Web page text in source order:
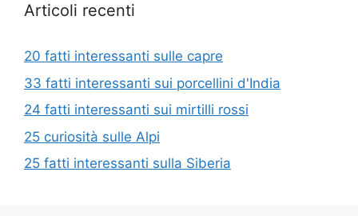
Articoli recenti
20 fatti interessanti sulle capre
33 fatti interessanti sui porcellini d'India
24 fatti interessanti sui mirtilli rossi
25 curiosità sulle Alpi
25 fatti interessanti sulla Siberia